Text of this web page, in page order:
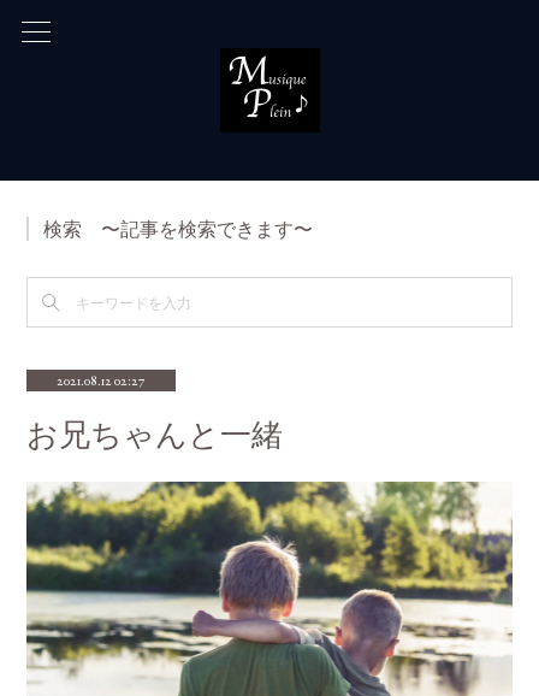
検索 〜記事を検索できます〜
2021.08.12 02:27
お兄ちゃんと一緒